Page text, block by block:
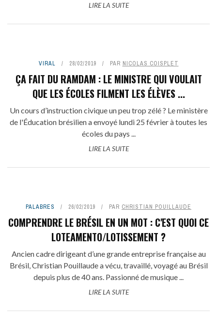
LIRE LA SUITE
VIRAL 28/02/2019 PAR NICOLAS COISPLET
ÇA FAIT DU RAMDAM : LE MINISTRE QUI VOULAIT
QUE LES ÉCOLES FILMENT LES ÉLÈVES ...
Un cours d’instruction civique un peu trop zélé ? Le ministère
de l'Éducation brésilien a envoyé lundi 25 février à toutes les
écoles du pays ...
LIRE LA SUITE
PALABRES 26/02/2019 PAR CHRISTIAN POUILLAUDE
COMPRENDRE LE BRÉSIL EN UN MOT : C'EST QUOI CE
LOTEAMENTO/LOTISSEMENT ?
Ancien cadre dirigeant d’une grande entreprise française au
Brésil, Christian Pouillaude a vécu, travaillé, voyagé au Brésil
depuis plus de 40 ans. Passionné de musique ...
LIRE LA SUITE